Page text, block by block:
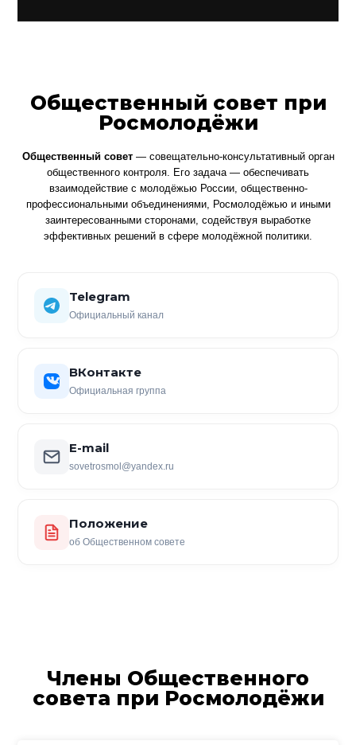
Общественный совет при
Росмолодёжи
Общественный совет— совещательно-консультативный орган
общественного контроля. Его задача — обеспечивать
взаимодействие с молодёжью России, общественно-
профессиональными объединениями, Росмолодёжью и иными
заинтересованными сторонами, содействуя выработке
эффективных решений в сфере молодёжной политики.
Telegram
Официальный канал
ВКонтакте
Официальная группа
E-mail
sovetrosmol@yandex.ru
Положение
об Общественном совете
Члены Общественного
совета при Росмолодёжи